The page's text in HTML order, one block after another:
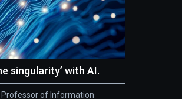
singularity’ with AI.
Professor of Information